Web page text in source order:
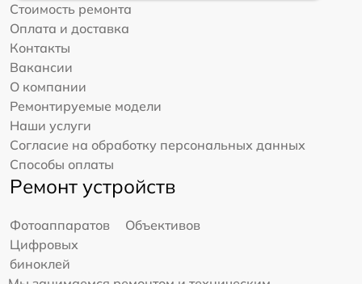
Стоимость ремонта
Оплата и доставка
Контакты
Вакансии
О компании
Ремонтируемые модели
Наши услуги
Согласие на обработку персональных данных
Способы оплаты
Ремонт устройств
Фотоаппаратов
Объективов
Цифровых
биноклей